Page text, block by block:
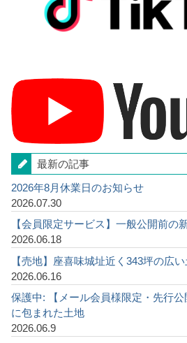
最新の記事
2026年8月休業日のお知らせ
2026.07.30
【会員限定サービス】一般公開前の
2026.06.18
【売地】座喜味城址近く343坪の広
2026.06.16
保護中: 【メール会員様限定・先行
に包まれた土地
2026.06.9